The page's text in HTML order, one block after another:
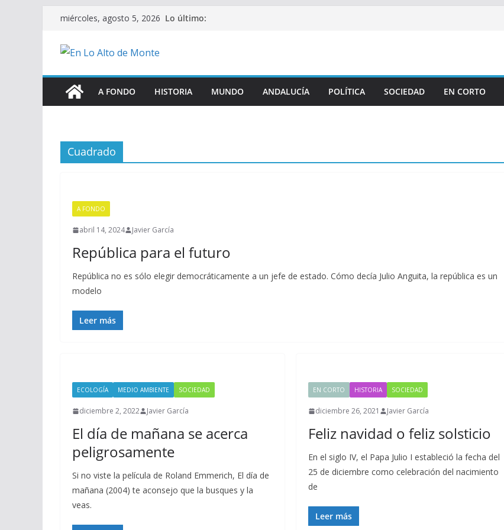
Saltar
contenido
miércoles, agosto 5, 2026 Lo último:
A FONDO HISTORIA MUNDO ANDALUCÍA POLÍTICA SOCIEDAD EN CORTO
Cuadrado
A FONDO
abril 14, 2024 Javier García
República para el futuro
República no es sólo elegir democráticamente a un jefe de estado. Cómo decía Julio Anguita, la república es un
modelo
Leer más
ECOLOGÍA MEDIO AMBIENTE SOCIEDAD
diciembre 2, 2022 Javier García
El día de mañana se acerca
peligrosamente
Si no viste la película de Roland Emmerich, El día de
mañana (2004) te aconsejo que la busques y la
veas.
EN CORTO HISTORIA SOCIEDAD
diciembre 26, 2021 Javier García
Feliz navidad o feliz solsticio
En el siglo IV, el Papa Julio I estableció la fecha del
25 de diciembre como celebración del nacimiento
de
Leer más